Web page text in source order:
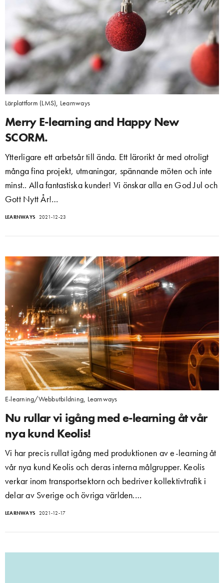
Lärplattform (LMS), Learnways
Merry E-learning and Happy New
SCORM.
Ytterligare ett arbetsår till ända. Ett lärorikt år med otroligt
många fina projekt, utmaningar, spännande möten och inte
minst.. Alla fantastiska kunder! Vi önskar alla en God Jul och
Gott Nytt År!…
LEARNWAYS 2021-12-23
E-learning/Webbutbildning, Learnways
Nu rullar vi igång med e-learning åt vår
nya kund Keolis!
Vi har precis rullat igång med produktionen av e-learning åt
vår nya kund Keolis och deras interna målgrupper. Keolis
verkar inom transportsektorn och bedriver kollektivtrafik i
delar av Sverige och övriga världen.…
LEARNWAYS 2021-12-17